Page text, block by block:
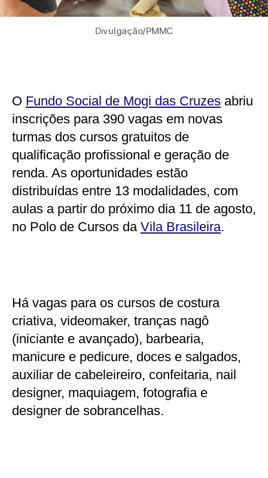
Divulgação/PMMC
O Fundo Social de Mogi das Cruzes abriu
inscrições para 390 vagas em novas
turmas dos cursos gratuitos de
qualificação profissional e geração de
renda. As oportunidades estão
distribuídas entre 13 modalidades, com
aulas a partir do próximo dia 11 de agosto,
no Polo de Cursos da Vila Brasileira.
Há vagas para os cursos de costura
criativa, videomaker, tranças nagô
(iniciante e avançado), barbearia,
manicure e pedicure, doces e salgados,
auxiliar de cabeleireiro, confeitaria, nail
designer, maquiagem, fotografia e
designer de sobrancelhas.